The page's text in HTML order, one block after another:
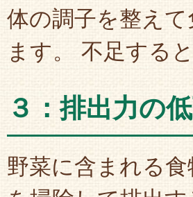
体の調子を整え
ます。 不足する
３：排出力の
野菜に含まれる